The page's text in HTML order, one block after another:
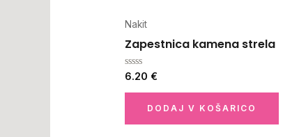
Nakit
Zapestnica kamena strela
Ocenjeno
od
6.20 €
DODAJ V KOŠARICO